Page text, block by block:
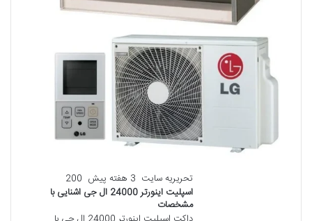
تحریریه سایت 3 هفته پیش
200
اسپلیت اینورتر 24000 ال جی اشنایی با
مشخصات